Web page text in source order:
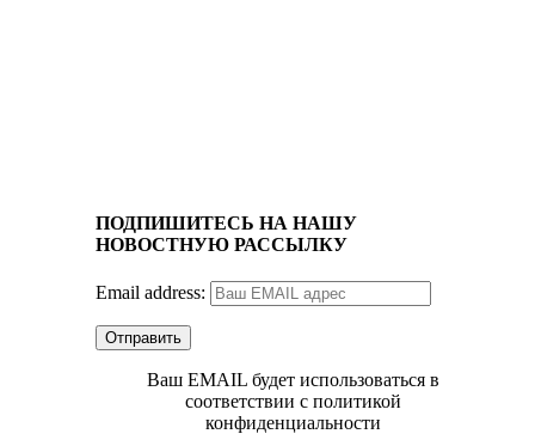
ПОДПИШИТЕСЬ НА НАШУ
НОВОСТНУЮ РАССЫЛКУ
Email address:
Ваш EMAIL будет использоваться в
соответствии с политикой
конфиденциальности